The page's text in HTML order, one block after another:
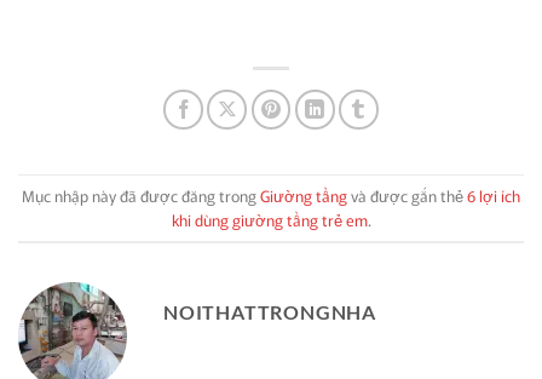
Mục nhập này đã được đăng trongGiường tầngvà được gắn thẻ6 lợi ích
khi dùng giường tầng trẻ em.
NOITHATTRONGNHA